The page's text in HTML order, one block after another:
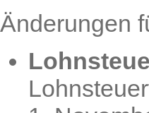
Änderungen